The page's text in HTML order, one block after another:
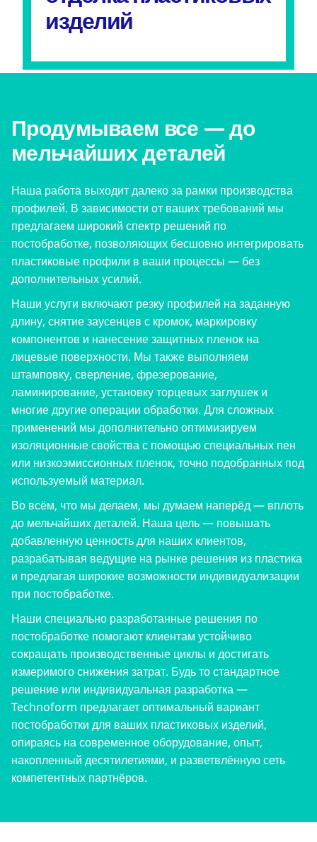
изделий
Продумываем все — до
мельчайших деталей
Наша работа выходит далеко за рамки производства
профилей. В зависимости от ваших требований мы
предлагаем широкий спектр решений по
постобработке, позволяющих бесшовно интегрировать
пластиковые профили в ваши процессы — без
дополнительных усилий.
Наши услуги включают резку профилей на заданную
длину, снятие заусенцев с кромок, маркировку
компонентов и нанесение защитных пленок на
лицевые поверхности. Мы также выполняем
штамповку, сверление, фрезерование,
ламинирование, установку торцевых заглушек и
многие другие операции обработки. Для сложных
применений мы дополнительно оптимизируем
изоляционные свойства с помощью специальных пен
или низкоэмиссионных пленок, точно подобранных под
используемый материал.
Во всём, что мы делаем, мы думаем наперёд — вплоть
до мельчайших деталей. Наша цель — повышать
добавленную ценность для наших клиентов,
разрабатывая ведущие на рынке решения из пластика
и предлагая широкие возможности индивидуализации
при постобработке.
Наши специально разработанные решения по
постобработке помогают клиентам устойчиво
сокращать производственные циклы и достигать
измеримого снижения затрат. Будь то стандартное
решение или индивидуальная разработка —
Technoform предлагает оптимальный вариант
постобработки для ваших пластиковых изделий,
опираясь на современное оборудование, опыт,
накопленный десятилетиями, и разветвлённую сеть
компетентных партнёров.